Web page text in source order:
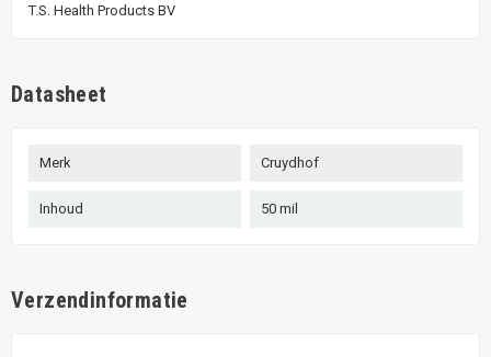
T.S. Health Products BV
Datasheet
Merk Cruydhof
Inhoud 50 mil
Verzendinformatie